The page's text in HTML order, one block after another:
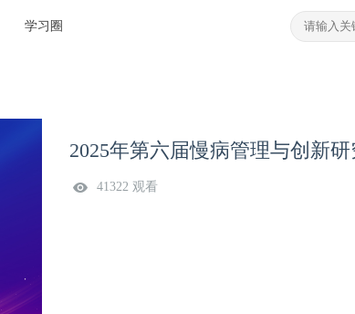
学习圈
2025年第六届慢病管理与创新
41322 观看